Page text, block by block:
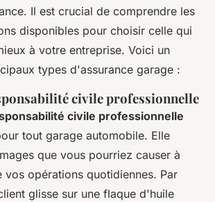
Il est crucial de comprendre les
disponibles pour choisir celle qui
à votre entreprise. Voici un
types d'assurance garage :
civile professionnelle
civile professionnelle
tout garage automobile. Elle
que vous pourriez causer à
vos opérations quotidiennes. Par
glisse sur une flaque d'huile